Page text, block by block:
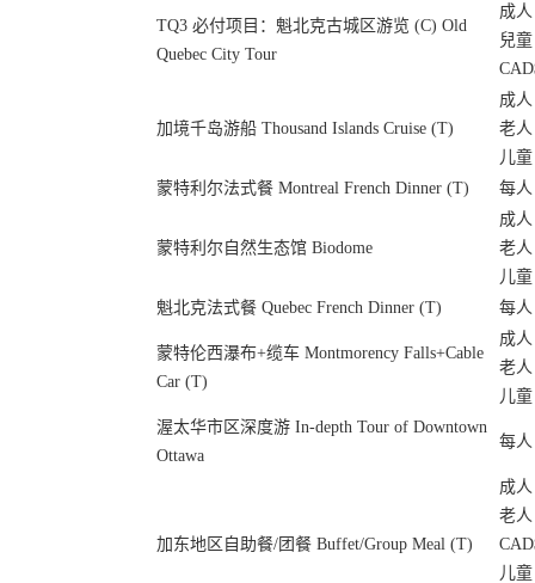
TQ3 必付项目：魁北克古城区游览 (C) Old
Quebec City Tour
成
兒
加境千岛游船 Thousand Islands Cruise (T)
成
老人
儿
蒙特利尔法式餐 Montreal French Dinner (T)
每人
蒙特利尔自然生态馆 Biodome
成
老人
儿
魁北克法式餐 Quebec French Dinner (T)
每人
蒙特伦西瀑布+缆车 Montmorency Falls+Cable
Car (T)
成
老人
儿
渥太华市区深度游 In-depth Tour of Downtown
Ottawa
每人
加东地区自助餐/团餐 Buffet/Group Meal (T)
成
老
儿